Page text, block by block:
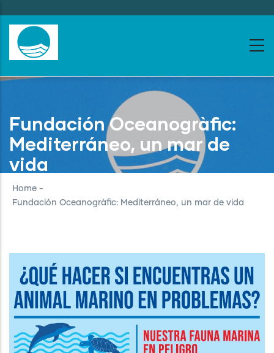
to
main
content
Fundación Oceanogràfic:
Mediterráneo, un mar de
vida
Home -
Fundación Oceanogràfic: Mediterráneo, un mar de vida